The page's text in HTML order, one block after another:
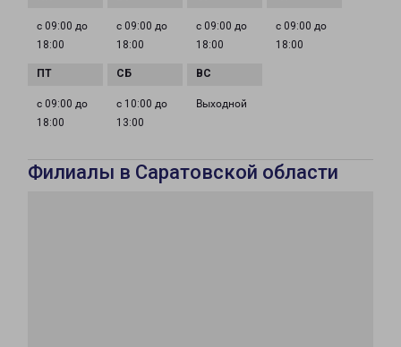
с 09:00 до
18:00
с 09:00 до
18:00
с 09:00 до
18:00
с 09:00 до
18:00
с 09:00 до
18:00
с 10:00 до
13:00
Выходной
Филиалы в Саратовской области